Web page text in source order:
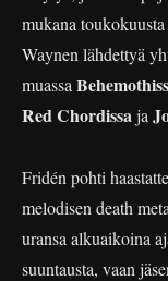
mukana
Waynen lähdettyä
muassa
Red Chordissaja
Fridén pohti
melodisen death
uransa alkuaikoina
suuntausta, vaan